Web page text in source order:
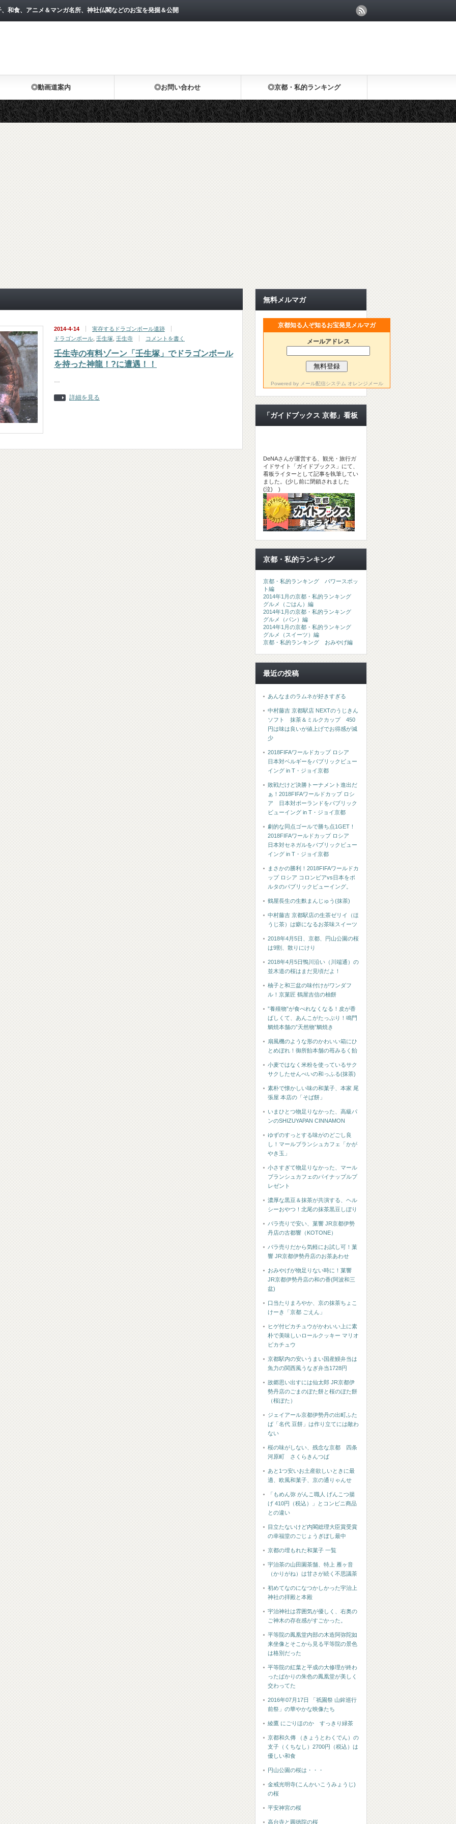
和食、アニメ＆マンガ名所、神社仏閣などのお宝を発掘＆公開
◎動画道案内 ◎お問い合わせ ◎京都・私的ランキング
2014-4-14
実存するドラゴンボール遺跡
ドラゴンボール 壬生塚 壬生寺 コメントを書く
壬生寺の有料ゾーン「壬生塚」でドラゴンボール
を持った神龍！?に遭遇！！
…
詳細を見る
無料メルマガ
京都知る人ぞ知るお宝発見メルマガ
メールアドレス
Powered by メール配信システム オレンジメール
「ガイドブックス 京都」看板
DeNAさんが運営する、観光・旅行ガ
イドサイト「ガイドブックス」にて、
看板ライターとして記事を執筆してい
ました。(少し前に閉鎖されました
(泣) )
京都・私的ランキング
京都・私的ランキング パワースポッ
ト編
2014年1月の京都・私的ランキング
グルメ（ごはん）編
2014年1月の京都・私的ランキング
グルメ（パン）編
2014年1月の京都・私的ランキング
グルメ（スイーツ）編
京都・私的ランキング おみやげ編
最近の投稿
あんなまのラムネが好きすぎる
中村藤吉 京都駅店 NEXTのうじきん
ソフト 抹茶＆ミルクカップ 450
円は味は良いが値上げでお得感が減
少
2018FIFAワールドカップ ロシア
日本対ベルギーをパブリックビュー
イング in T・ジョイ京都
敗戦だけど決勝トーナメント進出だ
ぁ！2018FIFAワールドカップ ロシ
ア 日本対ポーランドをパブリック
ビューイング in T・ジョイ京都
劇的な同点ゴールで勝ち点1GET！
2018FIFAワールドカップ ロシア
日本対セネガルをパブリックビュー
イング in T・ジョイ京都
まさかの勝利！2018FIFAワールドカ
ップ ロシア コロンビアvs日本をポ
ルタのパブリックビューイング。
鶴屋長生の生麩まんじゅう(抹茶)
中村藤吉 京都駅店の生茶ゼリイ（ほ
うじ茶）は癖になるお茶味スイーツ
2018年4月5日、京都、円山公園の桜
は9割、散りにけり
2018年4月5日鴨川沿い（川端通）の
並木道の桜はまだ見頃だよ！
柚子と和三盆の味付けがワンダフ
ル！京菓匠 鶴屋吉信の柚餅
”養殖物”が食べれなくなる！皮が香
ばしくて、あんこがたっぷり！鳴門
鯛焼本舗の”天然物”鯛焼き
扇風機のような形のかわいい箱にひ
とめぼれ！御所飴本舗の苺みるく飴
小麦ではなく米粉を使っているサク
サクしたせんべいの和っふる(抹茶)
素朴で懐かしい味の和菓子、本家 尾
張屋 本店の「そば餅」
いまひとつ物足りなかった、高級パ
ンのSHIZUYAPAN CINNAMON
ゆずのすっとする味がのどごし良
し！マールブランシュカフェ「かが
やき玉」
小さすぎて物足りなかった、マール
ブランシュカフェのパイナップルプ
レゼント
濃厚な黒豆＆抹茶が共演する、ヘル
シーおやつ！北尾の抹茶黒豆しぼり
バラ売りで安い、菓響 JR京都伊勢
丹店の古都響（KOTONE）
バラ売りだから気軽にお試し可！菓
響 JR京都伊勢丹店のお茶あわせ
おみやげが物足りない時に！菓響
JR京都伊勢丹店の和の香(阿波和三
盆)
口当たりまろやか、京の抹茶ちょこ
けーき「京都 ごえん」
ヒゲ付ピカチュウがかわいい上に素
朴で美味しいロールクッキー マリオ
ピカチュウ
京都駅内の安いうまい国産鰻弁当は
魚力の関西風うなぎ弁当1728円
故郷思い出すには仙太郎 JR京都伊
勢丹店のごまのぼた餅と桜のぼた餅
（桜ぼた）
ジェイアール京都伊勢丹の出町ふた
ば「名代 豆餅」は作り立てには敵わ
ない
桜の味がしない、残念な京都 四条
河原町 さくらきんつば
あと1つ安いお土産欲しいときに最
適、欧風和菓子、京の通りゃんせ
「もめん弥 がんこ職人 げんこつ揚
げ 410円（税込）」とコンビニ商品
との違い
目立たないけど内閣総理大臣賞受賞
の幸福堂のごじょうぎぼし最中
京都の埋もれた和菓子 一覧
宇治茶の山田園茶舗、特上 雁ヶ音
（かりがね）は甘さが続く不思議茶
初めてなのになつかしかった宇治上
神社の拝殿と本殿
宇治神社は雰囲気が優しく、右奥の
ご神木の存在感がすごかった。
平等院の鳳凰堂内部の木造阿弥陀如
来坐像とそこから見る平等院の景色
は格別だった
平等院の紅葉と平成の大修理が終わ
ったばかりの朱色の鳳凰堂が美しく
交わってた
2016年07月17日 「祇園祭 山鉾巡行
前祭」の華やかな映像たち
綾鷹 にごりほのか すっきり緑茶
京都和久傳 （きょうとわくでん）の
支子（くちなし）2700円（税込）は
優しい和食
円山公園の桜は・・・
金戒光明寺(こんかいこうみょうじ)
の桜
平安神宮の桜
高台寺と圓徳院の桜